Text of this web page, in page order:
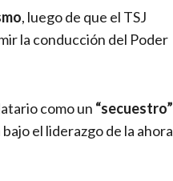
, luego de que el TSJ
la conducción del Poder
como un “secuestro”
bajo el liderazgo de la ahora